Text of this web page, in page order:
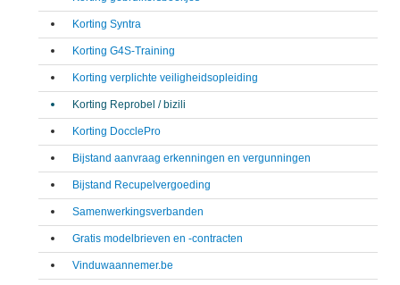
Korting Syntra
Korting G4S-Training
Korting verplichte veiligheidsopleiding
Korting Reprobel / bizili
Korting DocclePro
Bijstand aanvraag erkenningen en vergunningen
Bijstand Recupelvergoeding
Samenwerkingsverbanden
Gratis modelbrieven en -contracten
Vinduwaannemer.be